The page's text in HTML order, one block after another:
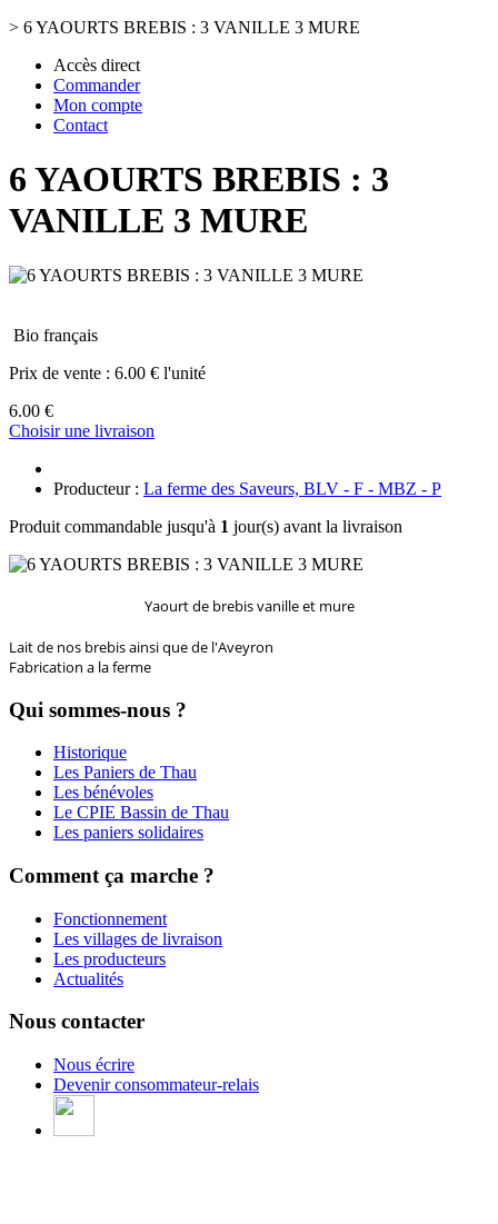
> 6 YAOURTS BREBIS : 3 VANILLE 3 MURE
Accès direct
Commander
Mon compte
Contact
6 YAOURTS BREBIS : 3
VANILLE 3 MURE
Bio français
Prix de vente : 6.00 € l'unité
6.00 €
Choisir une livraison
Producteur : La ferme des Saveurs, BLV - F - MBZ - P
Produit commandable jusqu'à 1 jour(s) avant la livraison
Yaourt de brebis vanille et mure
Lait de nos brebis ainsi que de l'Aveyron
Fabrication a la ferme
Qui sommes-nous ?
Historique
Les Paniers de Thau
Les bénévoles
Le CPIE Bassin de Thau
Les paniers solidaires
Comment ça marche ?
Fonctionnement
Les villages de livraison
Les producteurs
Actualités
Nous contacter
Nous écrire
Devenir consommateur-relais